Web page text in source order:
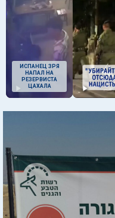
ИСПАНЕЦ ЗРЯ
НАПАЛ НА
РЕЗЕРВИСТА
ЦАХАЛА